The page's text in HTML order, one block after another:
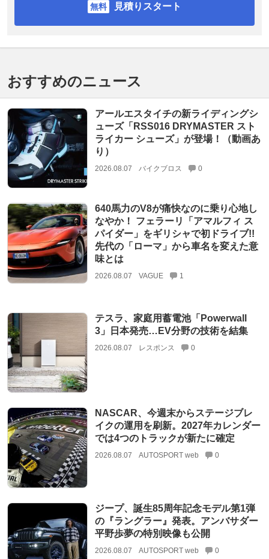
見積りスタート
おすすめのニュース
アールエスタイチの新ライディングシ
ューズ「RSS016 DRYMASTER スト
ライカー シューズ」が登場！（動画あ
り）
2026.08.07 バイクブロス 0
640馬力のV8が痛快なのに乗り心地し
なやか！ フェラーリ「アマルフィ ス
パイダー」をギリシャで初ドライブ!!
先代の「ローマ」から車名を変えた意
味とは
2026.08.07 VAGUE 1
テスラ、家庭用蓄電池「Powerwall
3」日本発売…EV分野の技術を結集
2026.08.07 レスポンス 0
NASCAR、今週末からステージブレ
イクの運用を刷新。2027年カレンダー
では4つのトラックが新たに確定
2026.08.07 AUTOSPORT web 0
ジープ、誕生85周年記念モデル第1弾
の『ラングラー』発表。アンバサダー
平野歩夢の特別映像も公開
2026.08.07 AUTOSPORT web 0